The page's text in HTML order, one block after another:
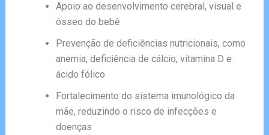
Apoio ao desenvolvimento cerebral, visual e
ósseo do bebê
Prevenção de deficiências nutricionais, como
anemia, deficiência de cálcio, vitamina D e
ácido fólico
Fortalecimento do sistema imunológico da
mãe, reduzindo o risco de infecções e
doenças